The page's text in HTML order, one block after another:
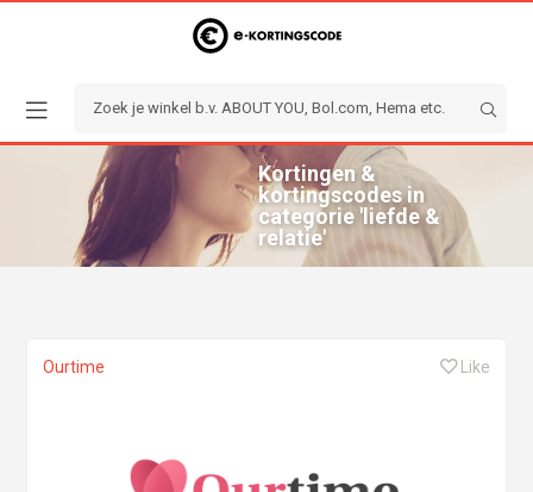
Kortingen &
kortingscodes in
categorie 'liefde &
relatie'
Ourtime Like